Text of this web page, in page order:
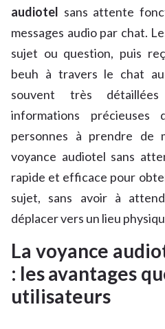
audiotel sans attente
messages audio par chat.
sujet ou question, puis
beuh à travers le chat
souvent très
informations
personnes à prendre de
voyance audiotel sans
rapide et efficace pour
sujet, sans avoir à
déplacer vers un lieu
La voyance
: les avantages
utilisateurs